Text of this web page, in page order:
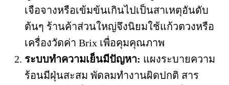
เจือจางหรือเข้มข้นเกินไปเป็นสาเหตุอันดับ
ต้นๆ ร้านค้าส่วนใหญ่จึงนิยมใช้แก้วตวงหรือ
เครื่องวัดค่า Brix เพื่อคุมคุณภาพ
ระบบทำความเย็นมีปัญหา: แผงระบายความ
ร้อนมีฝุ่นสะสม พัดลมทำงานผิดปกติ สาร